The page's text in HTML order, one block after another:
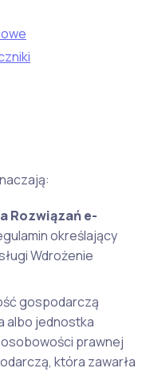
Rozwiązań e-
określający
Wdrożenie
gospodarczą
albo jednostka
prawnej
która zawarła